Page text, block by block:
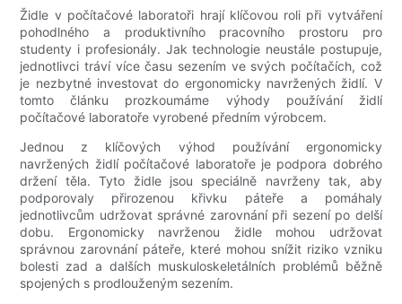
Židle v počítačové laboratoři hrají klíčovou roli při vytváření
pohodlného a produktivního pracovního prostoru pro
studenty i profesionály. Jak technologie neustále postupuje,
jednotlivci tráví více času sezením ve svých počítačích, což
je nezbytné investovat do ergonomicky navržených židlí. V
tomto článku prozkoumáme výhody používání židlí
počítačové laboratoře vyrobené předním výrobcem.
Jednou z klíčových výhod používání ergonomicky
navržených židlí počítačové laboratoře je podpora dobrého
držení těla. Tyto židle jsou speciálně navrženy tak, aby
podporovaly přirozenou křivku páteře a pomáhaly
jednotlivcům udržovat správné zarovnání při sezení po delší
dobu. Ergonomicky navrženou židle mohou udržovat
správnou zarovnání páteře, které mohou snížit riziko vzniku
bolesti zad a dalších muskuloskeletálních problémů běžně
spojených s prodlouženým sezením.